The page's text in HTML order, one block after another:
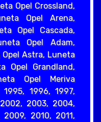
Opel Crossland,
Opel Arena,
Opel Cascada,
Opel Adam,
Astra, Luneta
Opel Grandland,
Opel Meriva
1996, 1997,
2003, 2004,
2010, 2011,